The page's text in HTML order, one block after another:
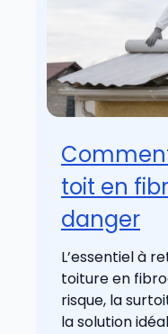
toit en
danger
L’essentiel à
toiture en
risque, la
la solution